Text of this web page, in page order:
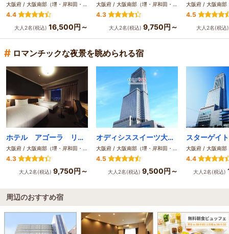
大阪府 / 大阪南部（堺・岸和田・関西空港）
4.4
大人2名(税込) 16,500円～
大阪府 / 大阪南部（堺・岸和田・関西空港）
4.3
大人2名(税込) 9,750円～
4.5
大人2名(税
# ロマンチックな夜景を眺められる宿
ホテル アゴーラ リージェンシー 大阪堺
大阪府 / 大阪南部（堺・岸和田・関西空港）
4.3
大人2名(税込) 9,750円～
オディシススイーツ大阪エアポートホテル
大阪府 / 大阪南部（堺・岸和田・関西空港）
4.5
大人2名(税込) 9,500円～
4.4
大人2名(税込)
周辺のおすすめ宿